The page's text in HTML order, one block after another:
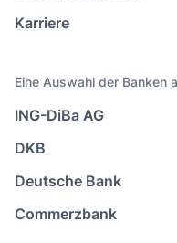
Karriere
Eine Auswahl der Banken
ING-DiBa AG
DKB
Deutsche Bank
Commerzbank